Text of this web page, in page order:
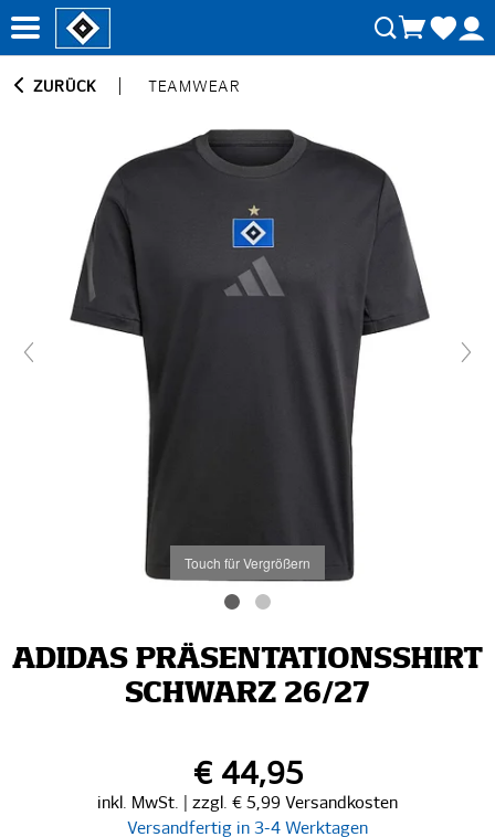
ZURÜCK TEAMWEAR
Touch für Vergrößern
ADIDAS PRÄSENTATIONSSHIRT
SCHWARZ 26/27
€ 44,95
inkl. MwSt. | zzgl. € 5,99 Versandkosten
Versandfertig in 3-4 Werktagen